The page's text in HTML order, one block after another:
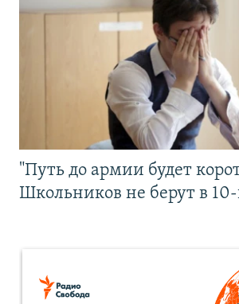
"Путь до армии будет
Школьников не берут в 10-